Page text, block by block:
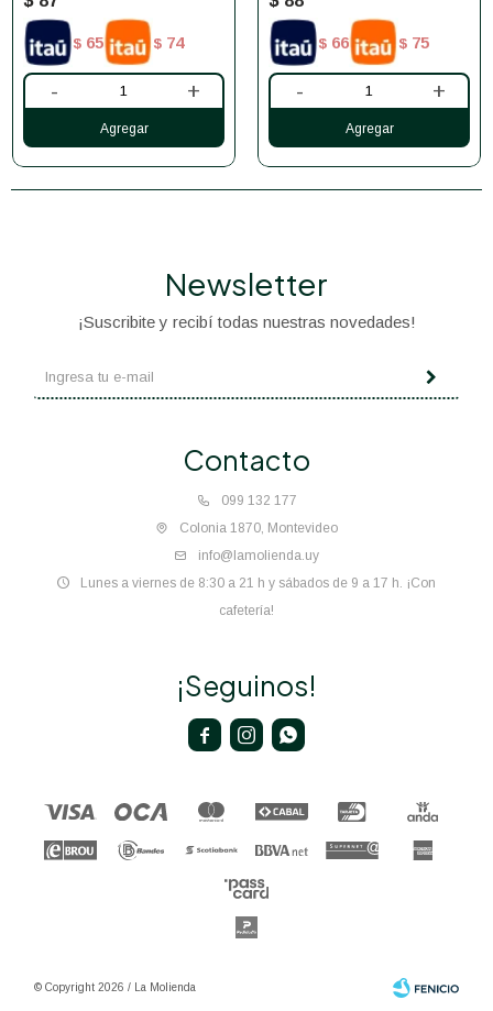
$ 65 $ 74
- +
$ 66 $ 75
- +
Contacto
099 132 177
Colonia 1870, Montevideo
info@lamolienda.uy
Lunes a viernes de 8:30 a 21 h y sábados de 9 a 17 h. ¡Con
cafetería!
Newsletter
¡Suscribite y recibí todas nuestras novedades!
¡Seguinos!
  
© Copyright 2026 / La Molienda